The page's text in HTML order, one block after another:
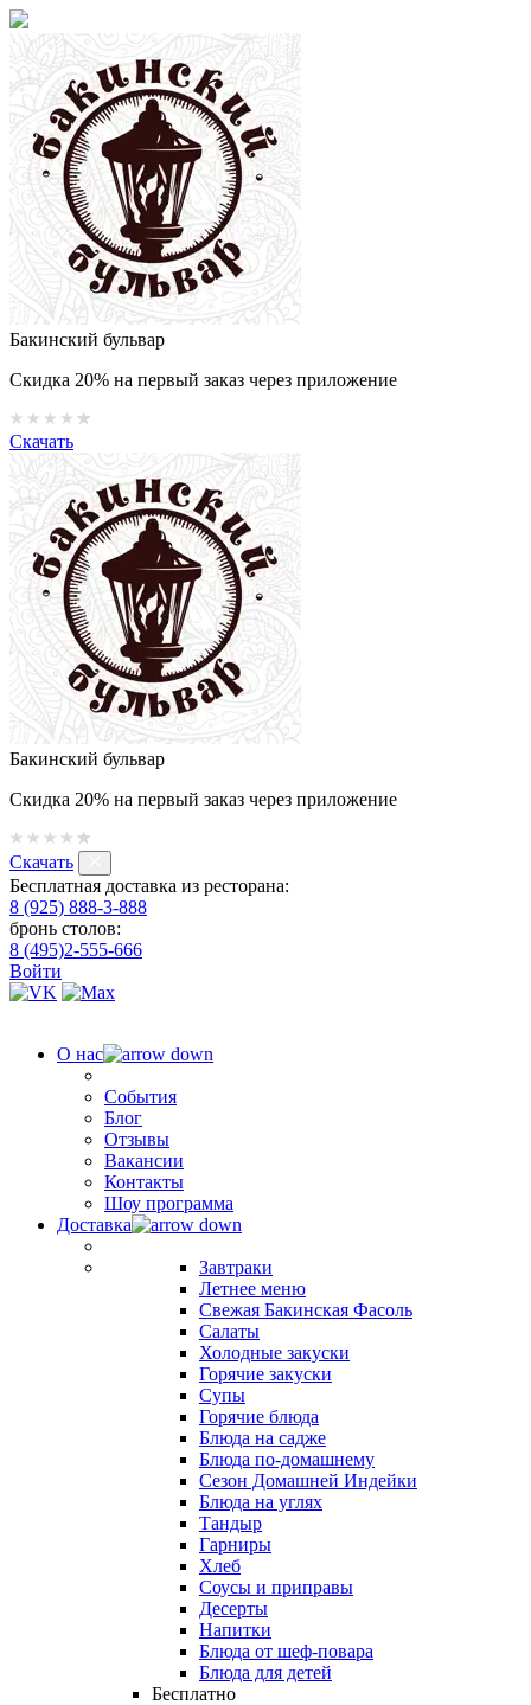
Бакинский бульвар
Скидка 20% на первый заказ через приложение
Скачать
Бакинский бульвар
Скидка 20% на первый заказ через приложение
Скачать
Бесплатная доставка из ресторана:
8 (925) 888-3-888
бронь столов:
8 (495)2-555-666
Войти
О нас
События
Блог
Отзывы
Вакансии
Контакты
Шоу программа
Доставка
Завтраки
Летнее меню
Свежая Бакинская Фасоль
Салаты
Холодные закуски
Горячие закуски
Супы
Горячие блюда
Блюда на садже
Блюда по-домашнему
Сезон Домашней Индейки
Блюда на углях
Тандыр
Гарниры
Хлеб
Соусы и приправы
Десерты
Напитки
Блюда от шеф-повара
Блюда для детей
Бесплатно